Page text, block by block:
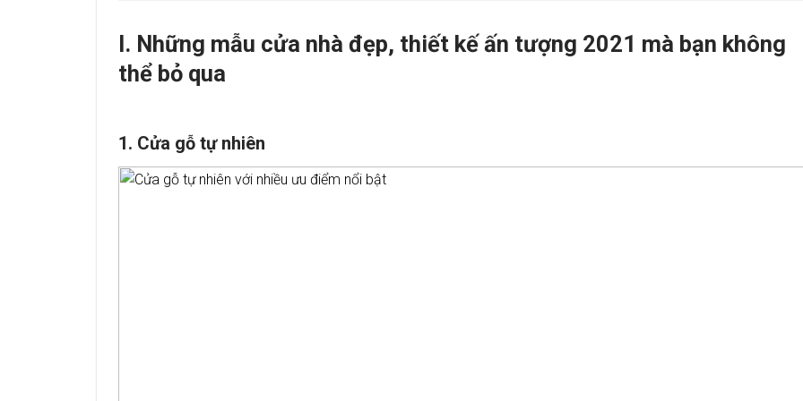
I. Những mẫu cửa nhà đẹp, thiết kế ấn tượng 2021 mà bạn không
thể bỏ qua
1. Cửa gỗ tự nhiên